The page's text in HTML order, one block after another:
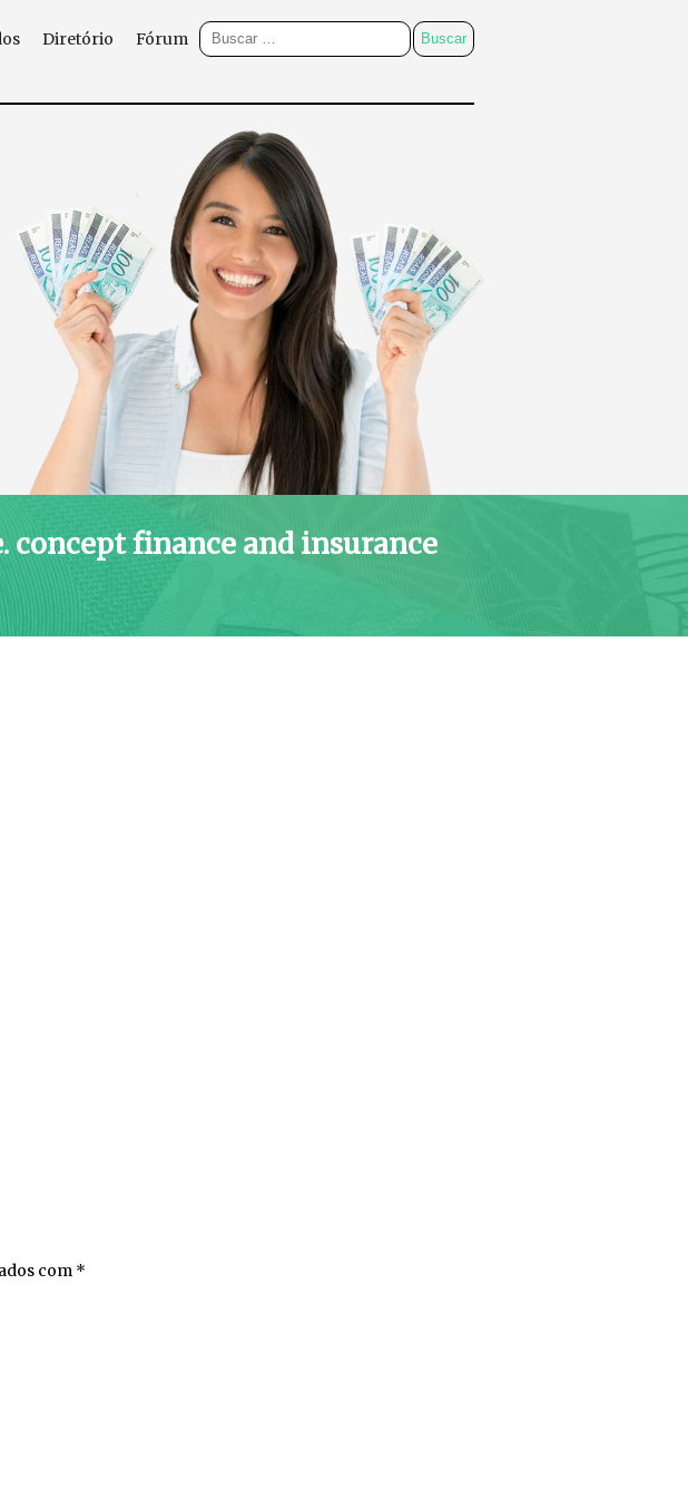
Diretório Fórum
finance and insurance
com *